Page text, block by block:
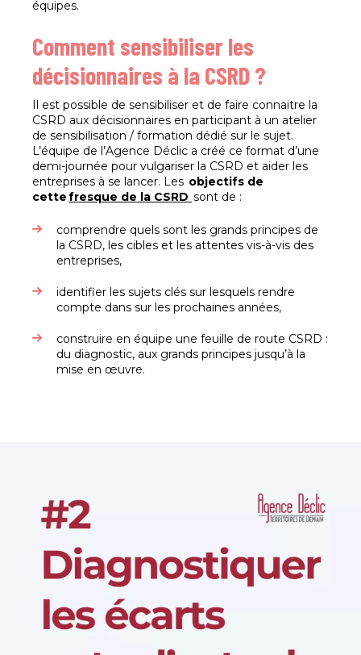
équipes.
Comment sensibiliser les
décisionnaires à la CSRD ?
Il est possible de sensibiliser et de faire connaitre la
CSRD aux décisionnaires en participant à un atelier
de sensibilisation / formation dédié sur le sujet.
L’équipe de l’Agence Déclic a créé ce format d’une
demi-journée pour vulgariser la CSRD et aider les
entreprises à se lancer. Les objectifs de
cettefresque de la CSRD sont de :
comprendre quels sont les grands principes de
la CSRD, les cibles et les attentes vis-à-vis des
entreprises,
identifier les sujets clés sur lesquels rendre
compte dans sur les prochaines années,
construire en équipe une feuille de route CSRD :
du diagnostic, aux grands principes jusqu’à la
mise en œuvre.